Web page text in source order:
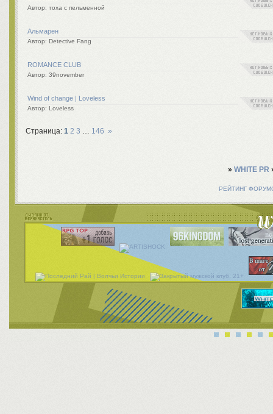
тоха с пельменной
Альмарен
Detective Fang
ROMANCE CLUB
39november
Wind of change | Loveless
Loveless
Страница:1 2 3 146 »
» WHITE PR
РЕЙТИНГ